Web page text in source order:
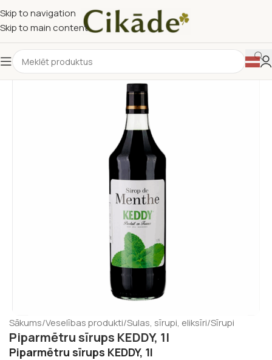
Skip to navigation
Skip to main content
Sākums/Veselības produkti/Sulas, sīrupi, eliksīri/Sīrupi
Piparmētru sīrups KEDDY, 1l
Piparmētru sīrups KEDDY, 1l